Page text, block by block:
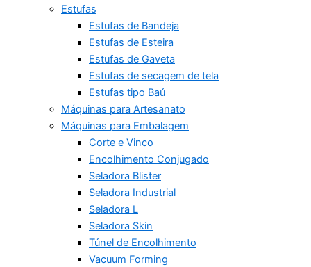
Estufas
Estufas de Bandeja
Estufas de Esteira
Estufas de Gaveta
Estufas de secagem de tela
Estufas tipo Baú
Máquinas para Artesanato
Máquinas para Embalagem
Corte e Vinco
Encolhimento Conjugado
Seladora Blister
Seladora Industrial
Seladora L
Seladora Skin
Túnel de Encolhimento
Vacuum Forming